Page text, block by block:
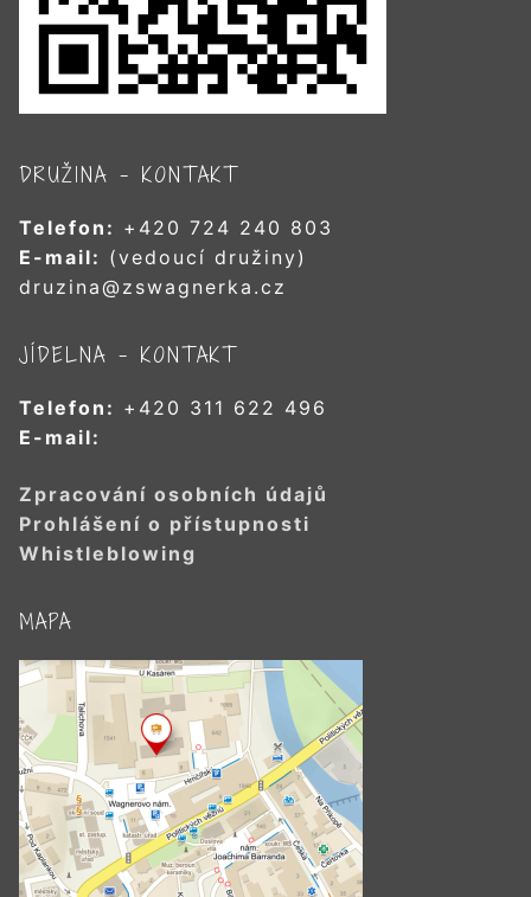
DRUŽINA – KONTAKT
Telefon: +420 724 240 803
E-mail: (vedoucí družiny)
druzina@zswagnerka.cz
JÍDELNA – KONTAKT
Telefon: +420 311 622 496
E-mail:
Zpracování osobních údajů
Prohlášení o přístupnosti
Whistleblowing
MAPA